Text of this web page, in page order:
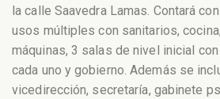
la calle Saavedra Lamas. Contará
usos múltiples con sanitarios,
máquinas, 3 salas de nivel inicial
cada uno y gobierno. Además se
vicedirección, secretaría, gabinete